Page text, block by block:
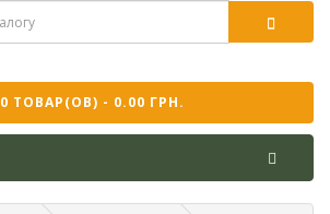
0 ТОВАР(ОВ) - 0.00 ГРН.